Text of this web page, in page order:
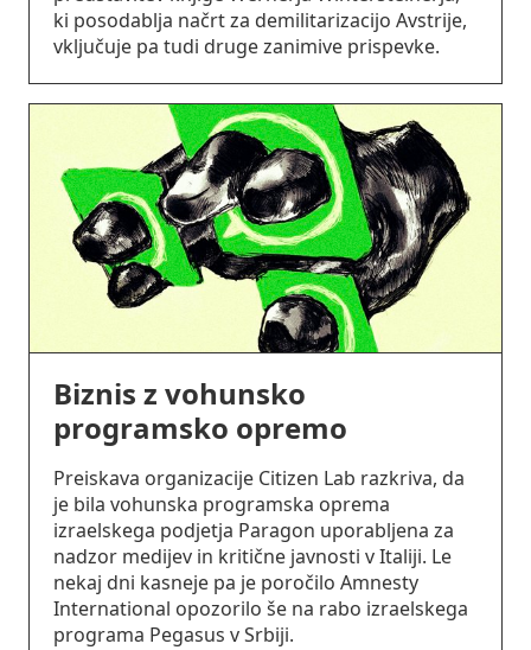
ki posodablja načrt za demilitarizacijo Avstrije,
vključuje pa tudi druge zanimive prispevke.
Biznis z vohunsko
programsko opremo
Preiskava organizacije Citizen Lab razkriva, da
je bila vohunska programska oprema
izraelskega podjetja Paragon uporabljena za
nadzor medijev in kritične javnosti v Italiji. Le
nekaj dni kasneje pa je poročilo Amnesty
International opozorilo še na rabo izraelskega
programa Pegasus v Srbiji.